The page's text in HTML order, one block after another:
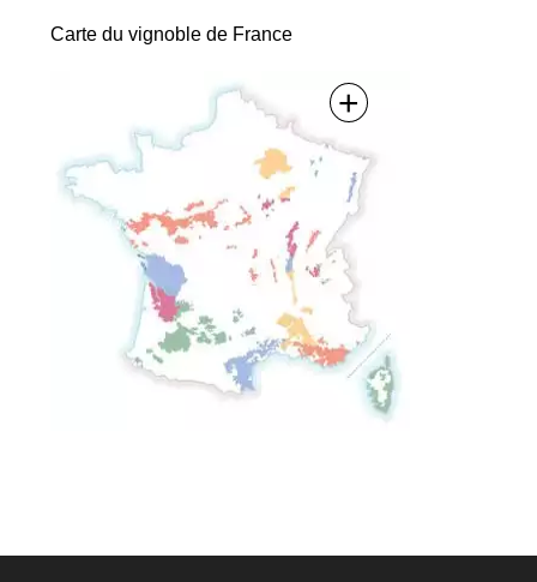
des
Carte du vignoble de France
+